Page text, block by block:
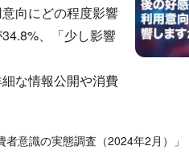
向にどの程度影響
、「少し影響
な情報公開や消費
意識の実態調査（2024年2月）」